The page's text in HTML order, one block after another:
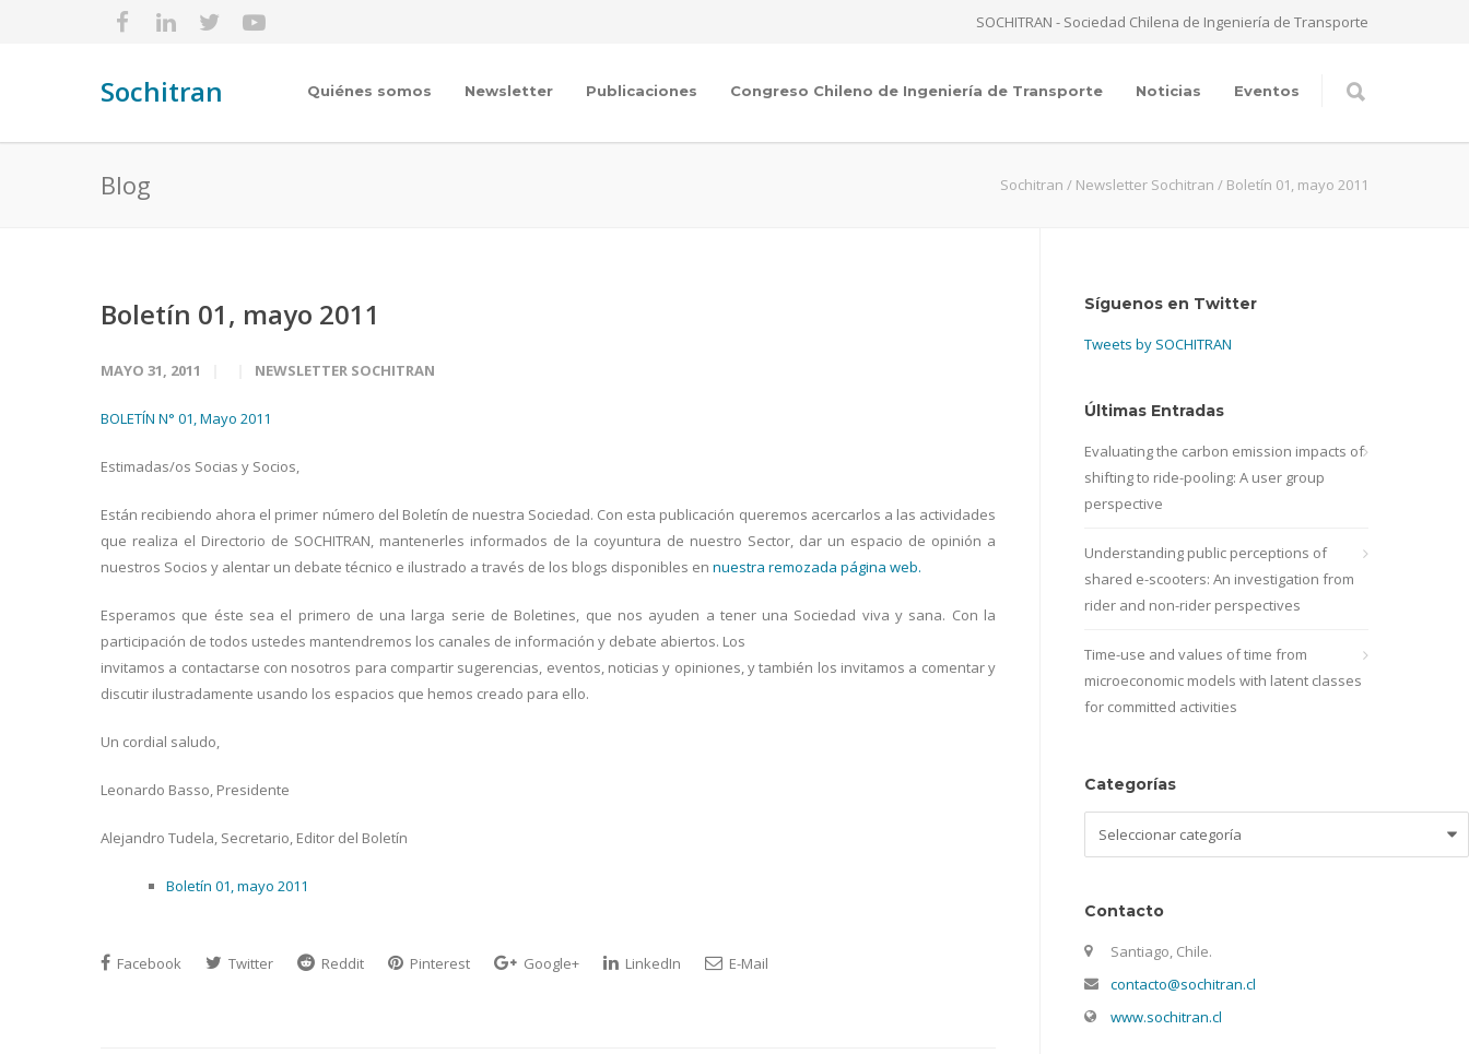
SOCHITRAN - Sociedad Chilena de Ingeniería de Transporte
Sochitran Quiénes somos Newsletter Publicaciones Congreso Chileno de Ingeniería de Transporte Noticias Eventos
Blog Sochitran / Newsletter Sochitran / Boletín 01, mayo 2011
Boletín 01, mayo 2011
MAYO 31, 2011 NEWSLETTER SOCHITRAN
BOLETÍN N° 01, Mayo 2011
Estimadas/os Socias y Socios,
Están recibiendo ahora el primer número del Boletín de nuestra Sociedad. Con esta publicación queremos acercarlos a las actividades
que realiza el Directorio de SOCHITRAN, mantenerles informados de la coyuntura de nuestro Sector, dar un espacio de opinión a
nuestros Socios y alentar un debate técnico e ilustrado a través de los blogs disponibles en nuestra remozada página web.
Esperamos que éste sea el primero de una larga serie de Boletines, que nos ayuden a tener una Sociedad viva y sana. Con la
participación de todos ustedes mantendremos los canales de información y debate abiertos. Los
invitamos a contactarse con nosotros para compartir sugerencias, eventos, noticias y opiniones, y también los invitamos a comentar y
discutir ilustradamente usando los espacios que hemos creado para ello.
Un cordial saludo,
Leonardo Basso, Presidente
Alejandro Tudela, Secretario, Editor del Boletín
Boletín 01, mayo 2011
Facebook Twitter Reddit Pinterest Google+ LinkedIn E-Mail
Síguenos en Twitter
Tweets by SOCHITRAN
Últimas Entradas
Evaluating the carbon emission impacts of
shifting to ride-pooling: A user group
perspective
Understanding public perceptions of
shared e-scooters: An investigation from
rider and non-rider perspectives
Time-use and values of time from
microeconomic models with latent classes
for committed activities
Categorías
Contacto
Santiago, Chile.
contacto@sochitran.cl
www.sochitran.cl